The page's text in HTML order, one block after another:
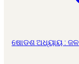
ଷୋଡଶ ଅଧ୍ୟାୟ : ଜଳ